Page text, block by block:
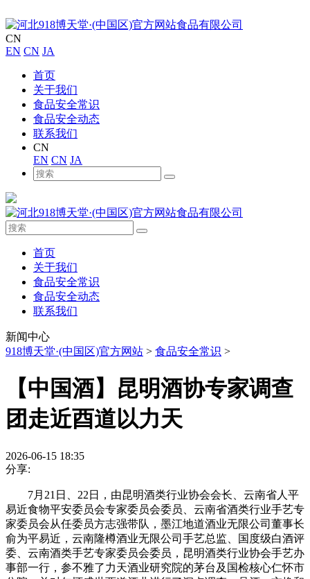
CN
EN CN JA
首页
关于我们
食品安全常识
食品安全动态
联系我们
CN
EN CN JA
首页
关于我们
食品安全常识
食品安全动态
联系我们
新闻中心
918博天堂·(中国区)官方网站 > 食品安全常识 >
【中国酒】昆明酒协专家调查
团走近酉道以力天
2026-06-15 18:35
分享:
7月21日、22日，由昆明酒类行业协会会长、云南省人平
易近食物平安委员会专家委员会委员、云南省酒类行业手艺专
家委员会从任委员方志强带队，墨江地道酒业无限公司董事长
俞为平易近，云南隆樽酒业无限公司手艺总监、国度级白酒评
委、云南酒类手艺专家委员会委员，昆明酒类行业协会手艺办
事部一行，参不雅了力天酒业研究院的茅台及国检核心仁怀市